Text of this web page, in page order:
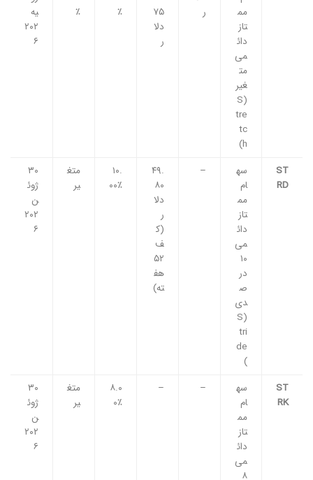
مم
تاز
دائ
می
مت
غیر
(S
tre
tc
h)
ر
۷۵
دلا
ر
٪
٪
یه
۲۰۲
۶
ST
RD
سه
ام
مم
تاز
دائ
می
۱۰
در
ص
دی
(S
tri
de
)
–
۴۹.
۸۰
دلا
ر
(ک
ف
۵۲
هف
ته)
۱۰.
۰۰٪
متغ
یر
۳۰
ژوئ
ن
۲۰۲
۶
ST
RK
سه
ام
مم
تاز
دائ
می
۸
–
–
۸.۰
۰٪
متغ
یر
۳۰
ژوئ
ن
۲۰۲
۶